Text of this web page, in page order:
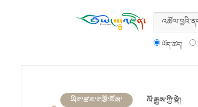
ཡོད་ཚད།
ཡིག་ཚང་གཙོ་ངོས། ལོ་རྒྱུས་ཀྱི་སྡེ།